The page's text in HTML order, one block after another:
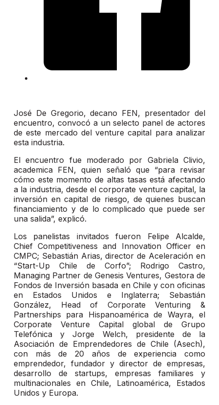
José De Gregorio, decano FEN, presentador del
encuentro, convocó a un selecto panel de actores
de este mercado del venture capital para analizar
esta industria.
El encuentro fue moderado por Gabriela Clivio,
academica FEN, quien señaló que “para revisar
cómo este momento de altas tasas está afectando
a la industria, desde el corporate venture capital, la
inversión en capital de riesgo, de quienes buscan
financiamiento y de lo complicado que puede ser
una salida”, explicó.
Los panelistas invitados fueron Felipe Alcalde,
Chief Competitiveness and Innovation Officer en
CMPC; Sebastián Arias, director de Aceleración en
“Start-Up Chile de Corfo”; Rodrigo Castro,
Managing Partner de Genesis Ventures, Gestora de
Fondos de Inversión basada en Chile y con oficinas
en Estados Unidos e Inglaterra; Sebastián
González, Head of Corporate Venturing &
Partnerships para Hispanoamérica de Wayra, el
Corporate Venture Capital global de Grupo
Telefónica y Jorge Welch, presidente de la
Asociación de Emprendedores de Chile (Asech),
con más de 20 años de experiencia como
emprendedor, fundador y director de empresas,
desarrollo de startups, empresas familiares y
multinacionales en Chile, Latinoamérica, Estados
Unidos y Europa.